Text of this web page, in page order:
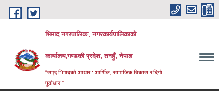
Skip to main content
भिमाद नगरपालिका, नगरकार्यपालिकाको
कार्यालय,गण्डकी प्रदेश, तनहुँ, नेपाल
“समृद्द भिमादको आधार : आर्थिक, सामाजिक विकास र दिगो
पूर्वाधार ”